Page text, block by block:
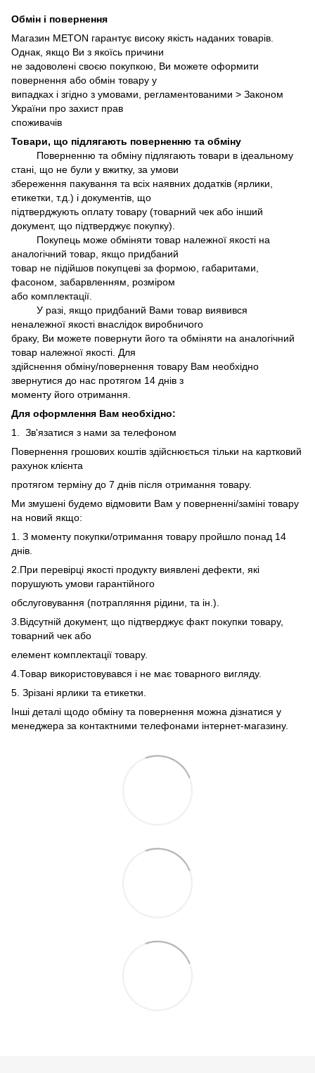
Обмін і повернення
Магазин METON гарантує високу якість наданих товарів.
Однак, якщо Ви з якоїсь причини
не задоволені своєю покупкою, Ви можете оформити
повернення або обмін товару у
випадках і згідно з умовами, регламентованими > Законом
України про захист прав
споживачів
Товари, що підлягають поверненню та обміну
Поверненню та обміну підлягають товари в ідеальному
стані, що не були у вжитку, за умови
збереження пакування та всіх наявних додатків (ярлики,
етикетки, т.д.) і документів, що
підтверджують оплату товару (товарний чек або інший
документ, що підтверджує покупку).
Покупець може обміняти товар належної якості на
аналогічний товар, якщо придбаний
товар не підійшов покупцеві за формою, габаритами,
фасоном, забарвленням, розміром
або комплектації.
У разі, якщо придбаний Вами товар виявився
неналежної якості внаслідок виробничого
браку, Ви можете повернути його та обміняти на аналогічний
товар належної якості. Для
здійснення обміну/повернення товару Вам необхідно
звернутися до нас протягом 14 днів з
моменту його отримання.
Для оформлення Вам необхідно:
1. Зв'язатися з нами за телефоном
Повернення грошових коштів здійснюється тільки на картковий
рахунок клієнта
протягом терміну до 7 днів після отримання товару.
Ми змушені будемо відмовити Вам у поверненні/заміні товару
на новий якщо:
1. З моменту покупки/отримання товару пройшло понад 14
днів.
2.При перевірці якості продукту виявлені дефекти, які
порушують умови гарантійного
обслуговування (потрапляння рідини, та ін.).
3.Відсутній документ, що підтверджує факт покупки товару,
товарний чек або
елемент комплектації товару.
4.Товар використовувався і не має товарного вигляду.
5. Зрізані ярлики та етикетки.
Інші деталі щодо обміну та повернення можна дізнатися у
менеджера за контактними телефонами інтернет-магазину.